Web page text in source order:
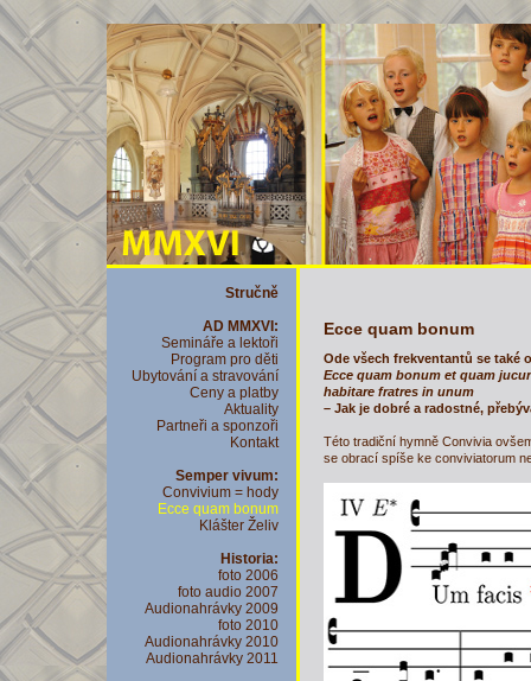
Stručně
AD MMXVI:
Semináře a lektoři
Program pro děti
Ubytování a stravování
Ceny a platby
Aktuality
Partneři a sponzoři
Kontakt
Semper vivum:
Convivium = hody
Ecce quam bonum
Klášter Želiv
Historia:
foto 2006
foto audio 2007
Audionahrávky 2009
foto 2010
Audionahrávky 2010
Audionahrávky 2011
Ecce quam bonum
Ode všech frekventantů se také
Ecce quam bonum et quam
habitare fratres in unum
– Jak je dobré a radostné,
Této tradiční hymně Convivia
se obrací spíše ke conviviatorum